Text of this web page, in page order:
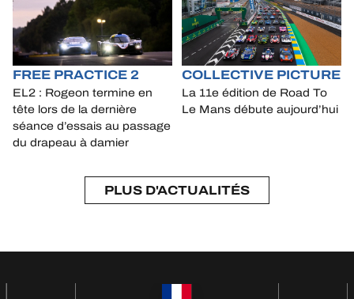
FREE PRACTICE 2
EL2 : Rogeon termine en
tête lors de la dernière
séance d’essais au passage
du drapeau à damier
COLLECTIVE PICTURE
La 11e édition de Road To
Le Mans débute aujourd’hui
PLUS D'ACTUALITÉS